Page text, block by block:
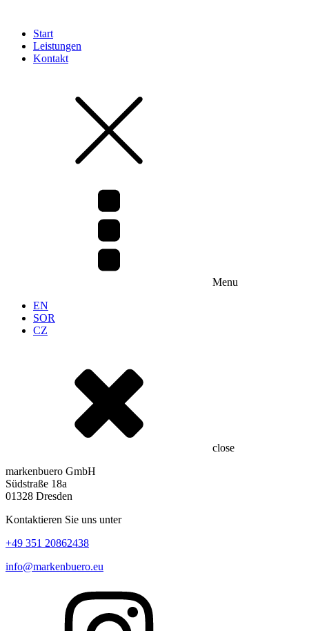
Start
Leistungen
Kontakt
Menu
EN
SOR
CZ
close
markenbuero GmbH
Südstraße 18a
01328 Dresden
Kontaktieren Sie uns unter
+49 351 20862438
info@markenbuero.eu